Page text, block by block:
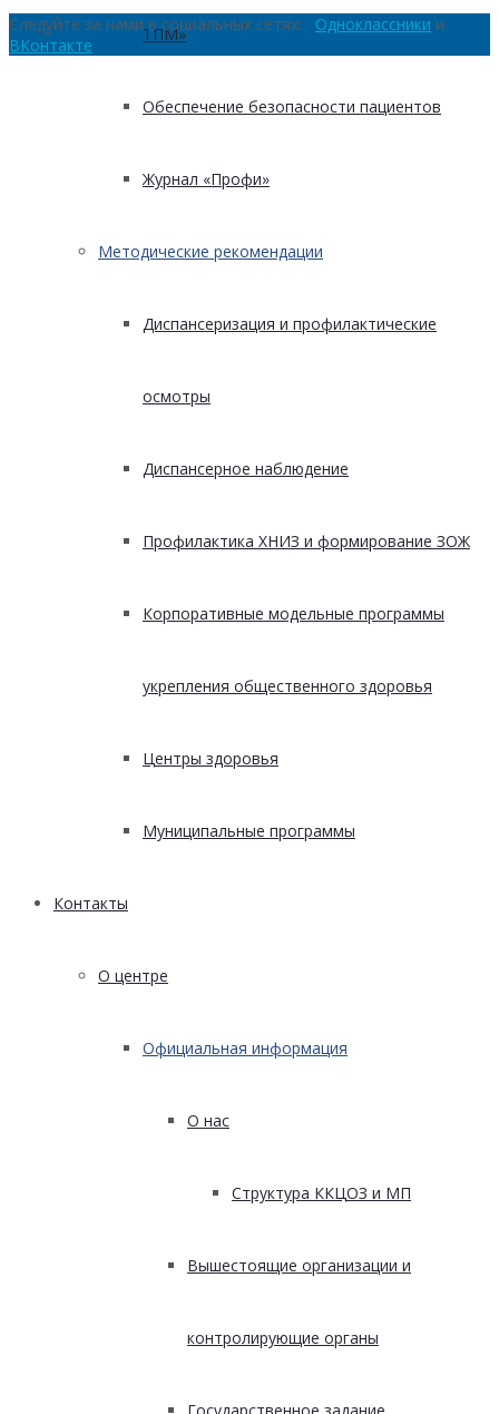
ТПМ»
Обеспечение безопасности пациентов
Журнал «Профи»
Методические рекомендации
Диспансеризация и профилактические
осмотры
Диспансерное наблюдение
Профилактика ХНИЗ и формирование ЗОЖ
Корпоративные модельные программы
укрепления общественного здоровья
Центры здоровья
Муниципальные программы
Контакты
О центре
Официальная информация
О нас
Структура ККЦОЗ и МП
Вышестоящие организации и
контролирующие органы
Следуйте за нами в социальных сетях: Одноклассники и
ВКонтакте